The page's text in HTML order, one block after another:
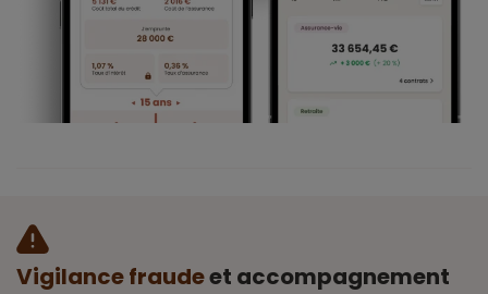
Vigilance fraudeet accompagnement